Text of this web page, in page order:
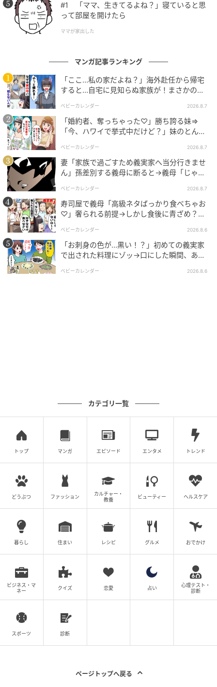
「いい加減にしなさい」
それまで聞いたことのない厳しい口調でした。そして
義両親は、夫に家事や育児をきちんと覚えさせる必要
があると判断したようでした。
夫の変化とこれからの生活
それからの夫は、仕事から帰ると義両親に教わりなが
ら家事や育児に取り組むように。最初は嫌がったり、
戸惑ったりしていましたが、少しずつできることが増
えていきました。
子どもたちと過ごす時間も増え、これまで距離のあっ
た関係にも変化が生まれたようでした。
そんなある日、夫はぽつりとこう言ったのです。
「今まで任せきりにして悪かった」
は違い、適度な距離を保ちながら良い関係を築けてい
ます。
あのとき同居していなければ、私たち夫婦は本当に離
婚していたかもしれません。結果的に、家族として向
き合うきっかけを与えてくれた義両親には感謝してい
ます。
現在は、夫も家事や育児に積極的に関わるようにな
り、以前よりもずっと穏やかな日々を過ごせるように
なりました。
家族の問題は、誰かひとりが抱え込むものではありま
く変わることもあるのだと実感しました。
※本記事は、実際の体験談をもとに作成しています。
取材対象者の個人が特定されないよう固有名詞などに
変更を加えながら構成しています。
#1 「ママ、生きてるよね？」寝ていると思
って部屋を開けたら
ママが家出した
マンガ記事ランキング
「ここ…私の家だよね？」海外赴任から帰宅
すると…自宅に見知らぬ家族が！まさかの真
ベビーカレンダー 2026.8.7
「婚約者、奪っちゃった♡」勝ち誇る妹⇒
「今、ハワイで挙式中だけど？」妹のとんで
ベビーカレンダー 2026.8.7
妻「家族で過ごすため義実家へ当分行きませ
ん」孫差別する義母に断ると→義母「じゃ
ベビーカレンダー 2026.8.7
寿司屋で義母「高級ネタばっかり食べちゃお
♡」奢られる前提→しかし食後に青ざめ？通
ベビーカレンダー 2026.8.6
「お刺身の色が…黒い！？」初めての義実家
で出された料理にゾッ→口にした瞬間、あ
ベビーカレンダー 2026.8.6
カテゴリ一覧
トップ マンガ エピソード エンタメ トレンド
どうぶつ ファッション
カルチャー・
教養
ビューティー ヘルスケア
暮らし 住まい レシピ グルメ おでかけ
ビジネス・マ
ネー
クイズ 恋愛 占い
心理テスト・
診断
スポーツ 診断
ページトップへ戻る